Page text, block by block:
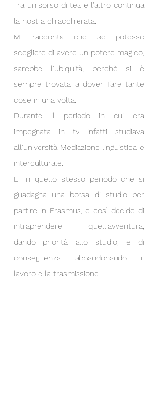
Tra un sorso di tea e l'altro continua
la nostra chiacchierata.
Mi racconta che se potesse
scegliere di avere un potere magico,
sarebbe l'ubiquità, perchè si è
sempre trovata a dover fare tante
cose in una volta..
Durante il periodo in cui era
impegnata in tv infatti studiava
all'università Mediazione linguistica e
interculturale.
E' in quello stesso periodo che si
guadagna una borsa di studio per
partire in Erasmus, e così decide di
intraprendere quell'avventura,
dando priorità allo studio, e di
conseguenza abbandonando il
lavoro e la trasmissione.
.